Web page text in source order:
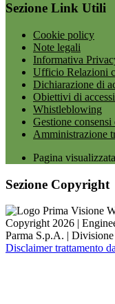
Sezione Link Utili
Cookie policy
Note legali
Informativa
Ufficio Relazioni
Dichiarazione di
Obiettivi di
Whistleblowing
Gestione
Amministrazione
Pagina visualizzata
Sezione Copyright
Copyright 2026 |
Parma S.p.A. |
Disclaimer trattamento